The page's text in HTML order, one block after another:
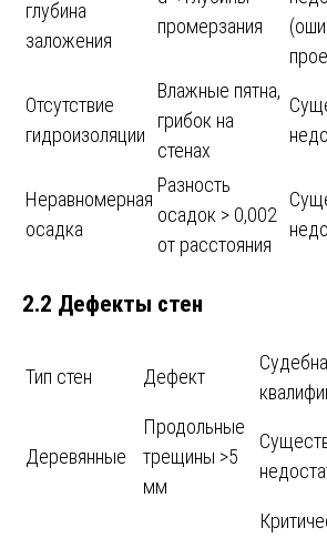
глубина
заложения
промерзания
Отсутствие
гидроизоляции
Влажные пятна,
грибок на
стенах
Неравномерная
осадка
Разность
осадок > 0,002
от расстояния
2.2 Дефекты стен
Тип стен Дефект
Деревянные
Продольные
трещины >5
мм